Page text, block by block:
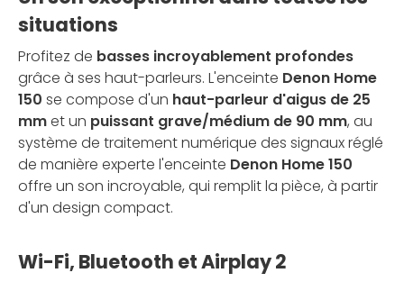
situations
Profitez de basses incroyablement profondes
grâce à ses haut-parleurs. L'enceinte Denon Home
150 se compose d'un haut-parleur d'aigus de 25
mmet un puissant grave/médium de 90 mm, au
système de traitement numérique des signaux réglé
de manière experte l'enceinte Denon Home 150
offre un son incroyable, qui remplit la pièce, à partir
d'un design compact.
Wi-Fi, Bluetooth et Airplay 2